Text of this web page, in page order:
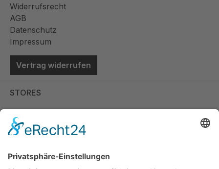
Widerrufsrecht
AGB
Datenschutz
Impressum
Vertrag widerrufen
STORES
Store Viernheim
Store Berlin
Handelspartner Köln
SICHERE BEZAHLUNG